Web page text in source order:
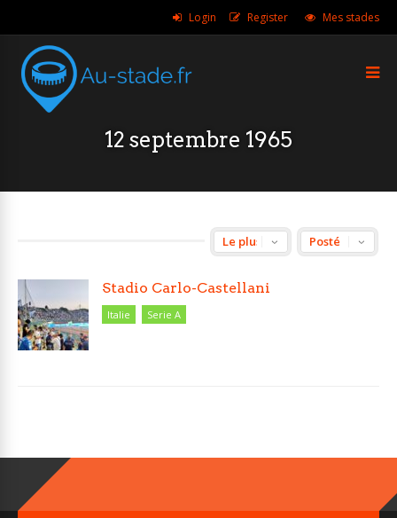
Login Register Mes stades
12 septembre 1965
Stadio Carlo-Castellani
Italie Serie A